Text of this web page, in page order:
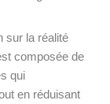
sur la réalité
composée de
qui
en réduisant